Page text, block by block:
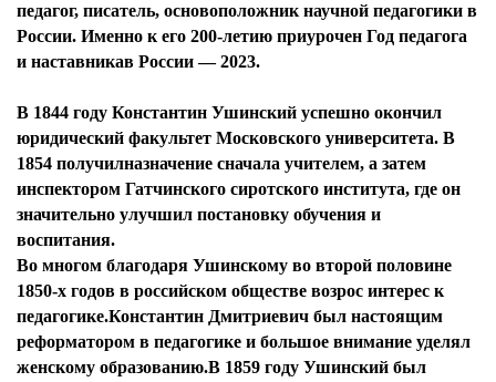
педагог, писатель, основоположник научной педагогики в
России. Именно к его 200-летию приурочен Год педагога
и наставникав России — 2023.
В 1844 году Константин Ушинский успешно окончил
юридический факультет Московского университета. В
1854 получилназначение сначала учителем, а затем
инспектором Гатчинского сиротского института, где он
значительно улучшил постановку обучения и
воспитания.
Во многом благодаря Ушинскому во второй половине
1850-х годов в российском обществе возрос интерес к
педагогике.Константин Дмитриевич был настоящим
реформатором в педагогике и большое внимание уделял
женскому образованию.В 1859 году Ушинский был